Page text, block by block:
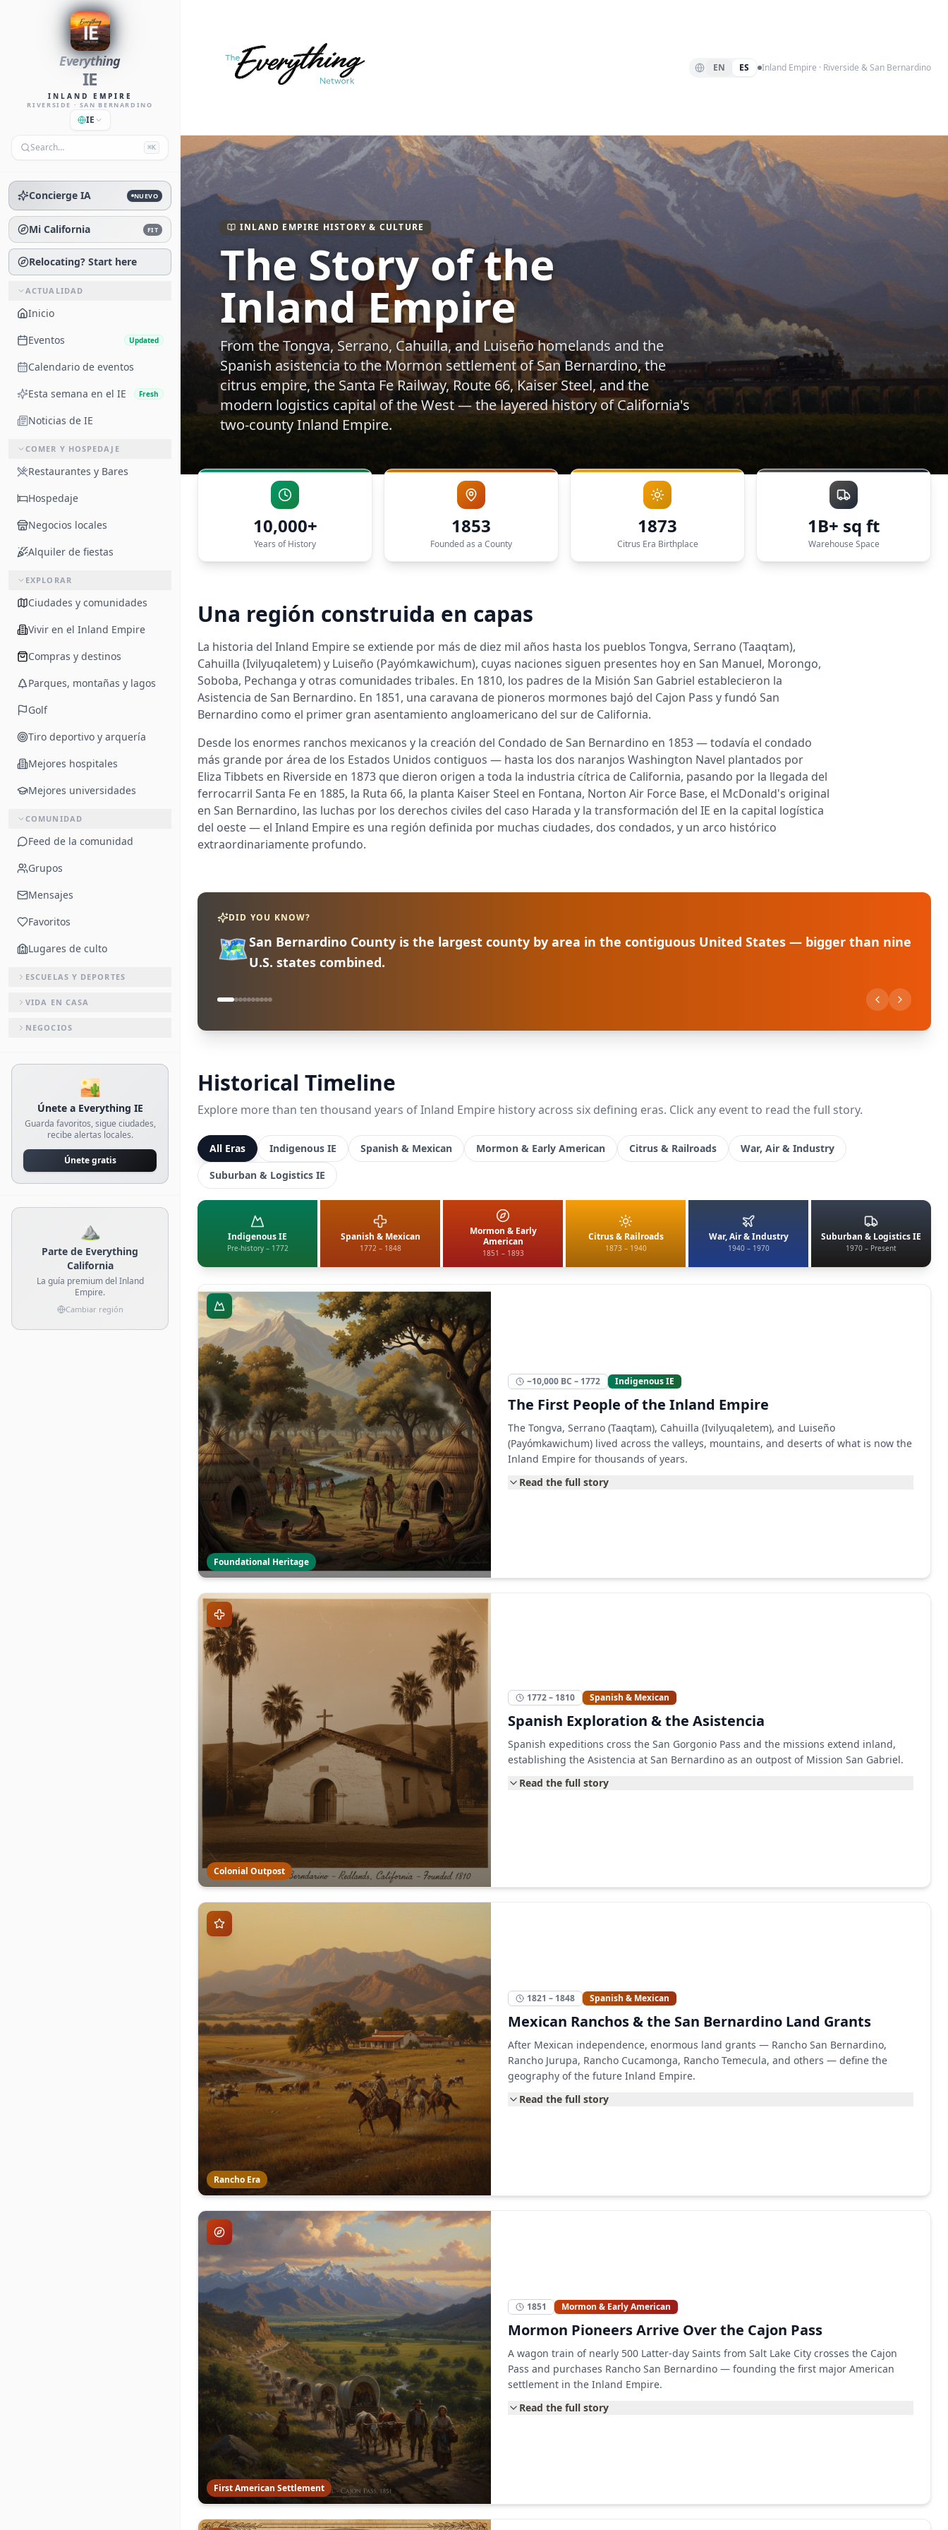
Everything
IE
INLAND EMPIRE
RIVERSIDE · SAN BERNARDINO
IE
Search… ⌘K
Concierge IA NUEVO
Mi California FIT
Relocating? Start here
ACTUALIDAD
Inicio
Eventos
Updated
Calendario de eventos
Esta semana en el IE
Fresh
Noticias de IE
COMER Y HOSPEDAJE
Restaurantes y Bares
Hospedaje
Negocios locales
Alquiler de fiestas
EXPLORAR
Ciudades y comunidades
Vivir en el Inland Empire
Compras y destinos
Parques, montañas y lagos
Golf
Tiro deportivo y arquería
Mejores hospitales
Mejores universidades
COMUNIDAD
Feed de la comunidad
Grupos
Mensajes
Favoritos
Lugares de culto
ESCUELAS Y DEPORTES
VIDA EN CASA
NEGOCIOS
🏜️
Únete a Everything IE
Guarda favoritos, sigue ciudades,
recibe alertas locales.
Únete gratis
⛰️
Parte de Everything
California
La guía premium del Inland
Empire.
Cambiar región
EN ES Inland Empire · Riverside & San Bernardino
INLAND EMPIRE HISTORY & CULTURE
The Story of the
Inland Empire
From the Tongva, Serrano, Cahuilla, and Luiseño homelands and the
Spanish asistencia to the Mormon settlement of San Bernardino, the
citrus empire, the Santa Fe Railway, Route 66, Kaiser Steel, and the
modern logistics capital of the West — the layered history of California's
two-county Inland Empire.
10,000+
Years of History
1853
Founded as a County
1873
Citrus Era Birthplace
1B+ sq ft
Warehouse Space
Una región construida en capas
La historia del Inland Empire se extiende por más de diez mil años hasta los pueblos Tongva, Serrano (Taaqtam),
Cahuilla (Ivilyuqaletem) y Luiseño (Payómkawichum), cuyas naciones siguen presentes hoy en San Manuel, Morongo,
Soboba, Pechanga y otras comunidades tribales. En 1810, los padres de la Misión San Gabriel establecieron la
Asistencia de San Bernardino. En 1851, una caravana de pioneros mormones bajó del Cajon Pass y fundó San
Bernardino como el primer gran asentamiento angloamericano del sur de California.
Desde los enormes ranchos mexicanos y la creación del Condado de San Bernardino en 1853 — todavía el condado
más grande por área de los Estados Unidos contiguos — hasta los dos naranjos Washington Navel plantados por
Eliza Tibbets en Riverside en 1873 que dieron origen a toda la industria cítrica de California, pasando por la llegada del
ferrocarril Santa Fe en 1885, la Ruta 66, la planta Kaiser Steel en Fontana, Norton Air Force Base, el McDonald's original
en San Bernardino, las luchas por los derechos civiles del caso Harada y la transformación del IE en la capital logística
del oeste — el Inland Empire es una región definida por muchas ciudades, dos condados, y un arco histórico
extraordinariamente profundo.
DID YOU KNOW?
🗺️San Bernardino County is the largest county by area in the contiguous United States — bigger than nine
U.S. states combined.
Historical Timeline
Explore more than ten thousand years of Inland Empire history across six defining eras. Click any event to read the full story.
All Eras Indigenous IE Spanish & Mexican Mormon & Early American Citrus & Railroads
War, Air & Industry
Suburban & Logistics IE
Indigenous IE
Pre-history – 1772
Spanish & Mexican
1772 – 1848
Mormon & Early
American
1851 – 1893
Citrus & Railroads
1873 – 1940
War, Air & Industry
1940 – 1970
Suburban & Logistics IE
1970 – Present
Foundational Heritage
~10,000 BC – 1772 Indigenous IE
The First People of the Inland Empire
The Tongva, Serrano (Taaqtam), Cahuilla (Ivilyuqaletem), and Luiseño
(Payómkawichum) lived across the valleys, mountains, and deserts of what is now the
Inland Empire for thousands of years.
Read the full story
Colonial Outpost
1772 – 1810 Spanish & Mexican
Spanish Exploration & the Asistencia
Spanish expeditions cross the San Gorgonio Pass and the missions extend inland,
establishing the Asistencia at San Bernardino as an outpost of Mission San Gabriel.
Read the full story
Rancho Era
1821 – 1848 Spanish & Mexican
Mexican Ranchos & the San Bernardino Land Grants
After Mexican independence, enormous land grants — Rancho San Bernardino,
Rancho Jurupa, Rancho Cucamonga, Rancho Temecula, and others — define the
geography of the future Inland Empire.
Read the full story
First American Settlement
1851 Mormon & Early American
Mormon Pioneers Arrive Over the Cajon Pass
A wagon train of nearly 500 Latter-day Saints from Salt Lake City crosses the Cajon
Pass and purchases Rancho San Bernardino — founding the first major American
settlement in the Inland Empire.
Read the full story